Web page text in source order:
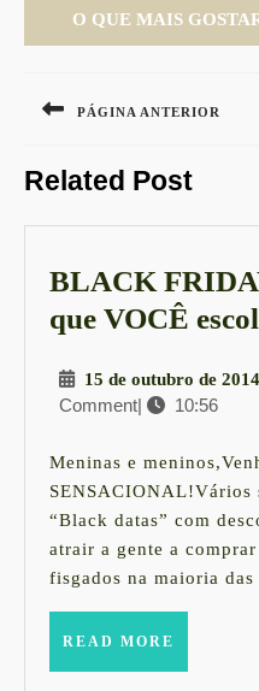
de
PÁGINA ANTERIOR
post:
Related Post
BLACK
que VOCÊ
15 de outubro de 2014
Comment| 10:56
Meninas e
SENSACIONAL!Vários
“Black datas” com
atrair a gente a
fisgados na maioria
READ MORE